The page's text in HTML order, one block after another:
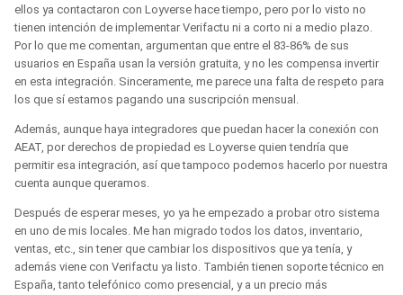
ellos ya contactaron con Loyverse hace tiempo, pero por lo visto no
tienen intención de implementar Verifactu ni a corto ni a medio plazo.
Por lo que me comentan, argumentan que entre el 83-86% de sus
usuarios en España usan la versión gratuita, y no les compensa invertir
en esta integración. Sinceramente, me parece una falta de respeto para
los que sí estamos pagando una suscripción mensual.
Además, aunque haya integradores que puedan hacer la conexión con
AEAT, por derechos de propiedad es Loyverse quien tendría que
permitir esa integración, así que tampoco podemos hacerlo por nuestra
cuenta aunque queramos.
Después de esperar meses, yo ya he empezado a probar otro sistema
en uno de mis locales. Me han migrado todos los datos, inventario,
ventas, etc., sin tener que cambiar los dispositivos que ya tenía, y
además viene con Verifactu ya listo. También tienen soporte técnico en
España, tanto telefónico como presencial, y a un precio más